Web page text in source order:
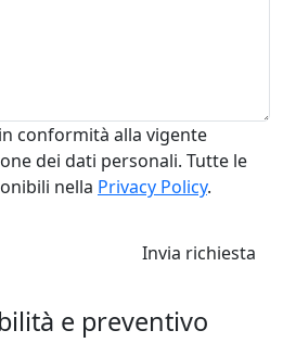
conformità alla vigente
dei dati personali. Tutte le
nella Privacy Policy.
Invia richiesta
e preventivo